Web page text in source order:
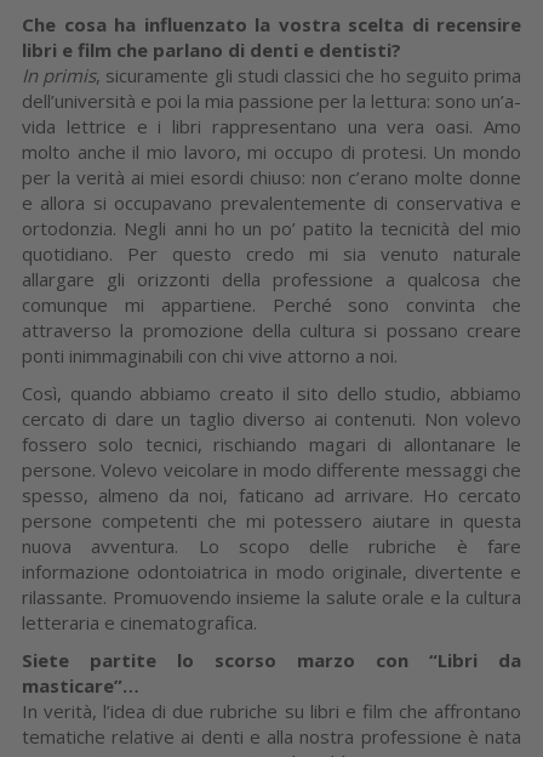
Che cosa ha influenzato la vostra scelta di recensire
libri e film che parlano di denti e dentisti?
In primis, sicuramente gli studi classici che ho seguito prima
dell’università e poi la mia passione per la lettura: sono un’a­
vida lettrice e i libri rappresentano una vera oasi. Amo
molto anche il mio lavoro, mi occupo di protesi. Un mondo
per la verità ai miei esordi chiuso: non c’erano molte donne
e allora si occupavano pre­valentemente di conservativa e
ortodon­zia. Negli anni ho un po’ patito la tecnici­tà del mio
quotidiano. Per questo credo mi sia venuto naturale
allargare gli oriz­zonti della professione a qualcosa che
comunque mi appartiene. Perché sono convinta che
attraverso la promozione della cultura si possano creare
ponti inimmaginabili con chi vive attorno a noi.
Così, quando abbiamo creato il sito dello studio, abbiamo
cercato di dare un taglio diverso ai contenuti. Non volevo
fossero solo tecnici, rischiando magari di allonta­nare le
persone. Volevo veicolare in modo differente messaggi che
spesso, almeno da noi, faticano ad arrivare. Ho cercato
persone competenti che mi potessero aiu­tare in questa
nuova avventura. Lo scopo delle rubriche è fare
informazione odonto­iatrica in modo originale, divertente e
rilas­sante. Promuovendo insieme la salute ora­le e la cultura
letteraria e cinematografica.
Siete partite lo scorso marzo con “Libri da
masticare”…
In verità, l’idea di due rubriche su libri e film che affrontano
tematiche relative ai denti e alla nostra professione è nata